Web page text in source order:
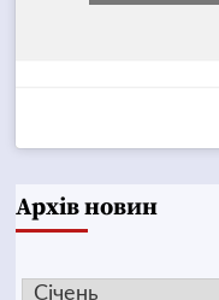
Архів новин